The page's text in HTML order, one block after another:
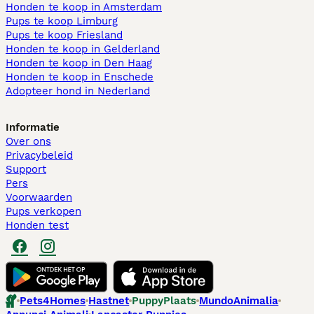
Honden te koop in Amsterdam
Pups te koop Limburg​
Pups te koop Friesland​
Honden te koop in Gelderland
Honden te koop in Den Haag
Honden te koop in Enschede
Adopteer hond in Nederland
Informatie
Over ons
Privacybeleid
Support
Pers
Voorwaarden
Pups verkopen
Honden test
Pets4Homes Hastnet PuppyPlaats MundoAnimalia